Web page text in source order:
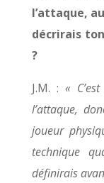
l’attaque,
décrirais
?
J.M. :«
l’attaque,
joueur
technique
définirais